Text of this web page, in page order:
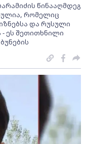
წინააღმდეგ
რომელიც
და რუსული
- ეს შეთითხნილი